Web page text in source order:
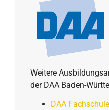
Weitere
der DAA Baden-
DAA